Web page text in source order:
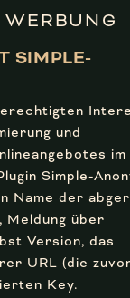
SIMPLE-
und
im
Simple-
Name der
Meldung über
Version, das
URL (die
Key.